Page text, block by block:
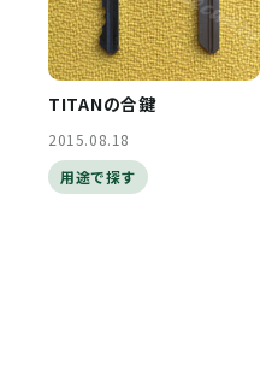
TITANの合鍵
2015.08.18
用途で探す